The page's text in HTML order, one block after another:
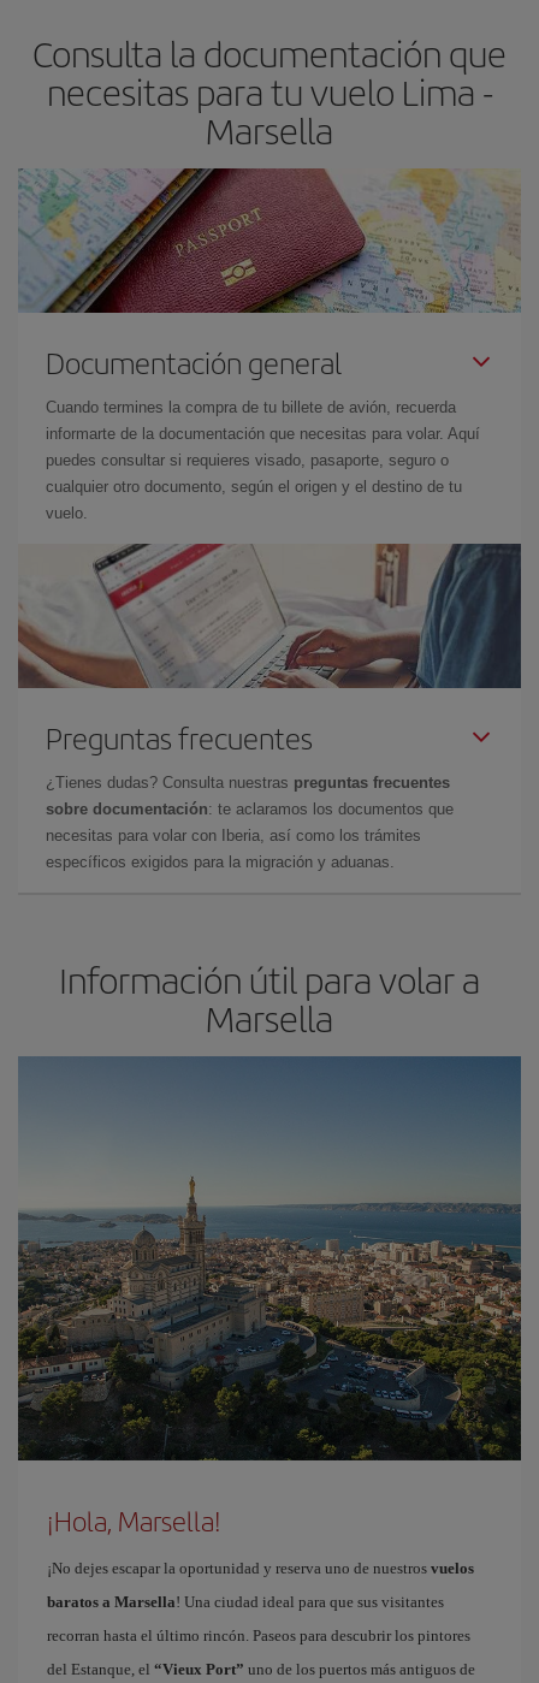
Consulta la documentación que
necesitas para tu vuelo Lima -
Marsella
Documentación general
Cuando termines la compra de tu billete de avión, recuerda
informarte de la documentación que necesitas para volar. Aquí
puedes consultar si requieres visado, pasaporte, seguro o
cualquier otro documento, según el origen y el destino de tu
vuelo.
Preguntas frecuentes
¿Tienes dudas? Consulta nuestras preguntas frecuentes
sobre documentación: te aclaramos los documentos que
necesitas para volar con Iberia, así como los trámites
específicos exigidos para la migración y aduanas.
Información útil para volar a
Marsella
¡Hola, Marsella!
¡No dejes escapar la oportunidad y reserva uno de nuestros vuelos
baratos a Marsella! Una ciudad ideal para que sus visitantes
recorran hasta el último rincón. Paseos para descubrir los pintores
del Estanque, el “Vieux Port” uno de los puertos más antiguos de